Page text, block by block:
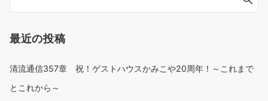
最近の投稿
清流通信357章 祝！ゲストハウスかみこや20周年！～これまで
とこれから～